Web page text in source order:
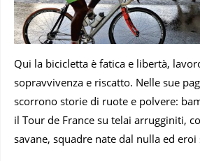
Qui la bicicletta è fatica e libertà,
sopravvivenza e riscatto. Nelle sue
scorrono storie di ruote e polvere:
il Tour de France su telai arrugginiti,
savane, squadre nate dal nulla ed